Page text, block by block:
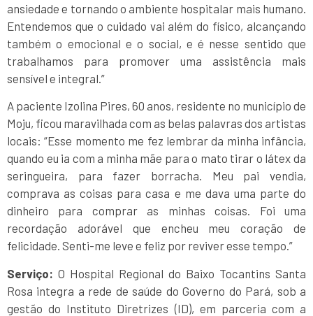
ansiedade e tornando o ambiente hospitalar mais humano.
Entendemos que o cuidado vai além do físico, alcançando
também o emocional e o social, e é nesse sentido que
trabalhamos para promover uma assistência mais
sensível e integral.”
A paciente Izolina Pires, 60 anos, residente no município de
Moju, ficou maravilhada com as belas palavras dos artistas
locais: “Esse momento me fez lembrar da minha infância,
quando eu ia com a minha mãe para o mato tirar o látex da
seringueira, para fazer borracha. Meu pai vendia,
comprava as coisas para casa e me dava uma parte do
dinheiro para comprar as minhas coisas. Foi uma
recordação adorável que encheu meu coração de
felicidade. Senti-me leve e feliz por reviver esse tempo.”
Serviço: O Hospital Regional do Baixo Tocantins Santa
Rosa integra a rede de saúde do Governo do Pará, sob a
gestão do Instituto Diretrizes (ID), em parceria com a